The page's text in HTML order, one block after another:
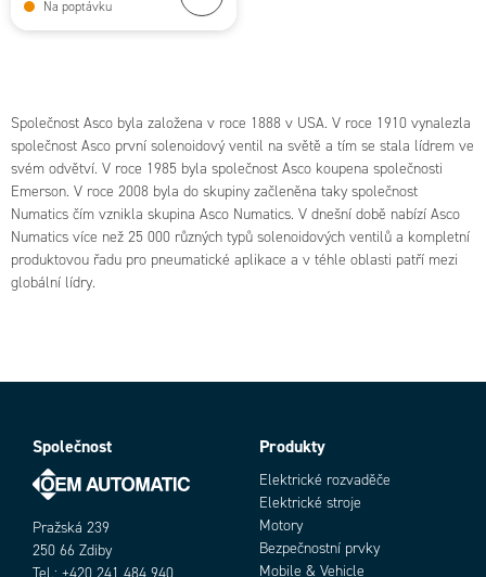
Na poptávku
Společnost Asco byla založena v roce 1888 v USA. V roce 1910 vynalezla
společnost Asco první solenoidový ventil na světě a tím se stala lídrem ve
svém odvětví. V roce 1985 byla společnost Asco koupena společnosti
Emerson. V roce 2008 byla do skupiny začleněna taky společnost
Numatics čím vznikla skupina Asco Numatics. V dnešní době nabízí Asco
Numatics více než 25 000 různých typů solenoidových ventilů a kompletní
produktovou řadu pro pneumatické aplikace a v téhle oblasti patří mezi
globální lídry.
Společnost
Pražská 239
250 66 Zdiby
Produkty
Elektrické rozvaděče
Elektrické stroje
Motory
Bezpečnostní prvky
Mobile & Vehicle